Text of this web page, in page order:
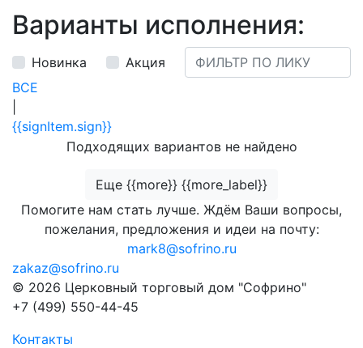
Варианты исполнения:
Новинка
Акция
ВСЕ
{{signItem.sign}}
Подходящих вариантов не найдено
Еще {{more}} {{more_label}}
Помогите нам стать лучше. Ждём Ваши вопросы,
пожелания, предложения и идеи на почту:
mark8@sofrino.ru
zakaz@sofrino.ru
© 2026 Церковный торговый дом "Софрино"
+7 (499) 550-44-45
Контакты